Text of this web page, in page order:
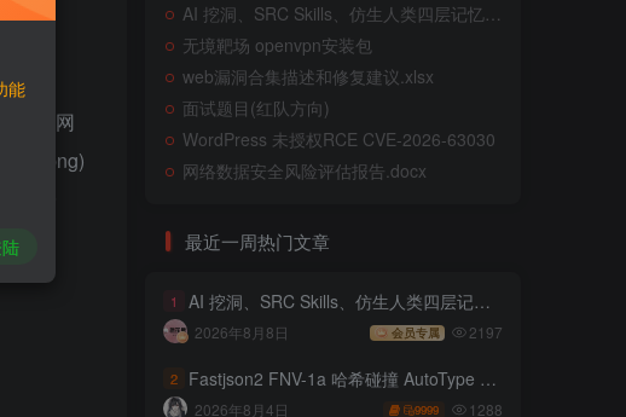
台的网
1.png)
后台
AI 挖洞、SRC Skills、仿生人类四层记忆系统
无境靶场 openvpn安装包
web漏洞合集描述和修复建议.xlsx
面试题目(红队方向)
WordPress 未授权RCE CVE-2026-63030
网络数据安全风险评估报告.docx
最近一周热门文章
1 AI 挖洞、SRC Skills、仿生人类四层记忆系统
2026年8月8日 会员专属 2197
2 Fastjson2 FNV-1a 哈希碰撞 AutoType 绕过远程代码执行
2026年8月4日 9999 1288
能